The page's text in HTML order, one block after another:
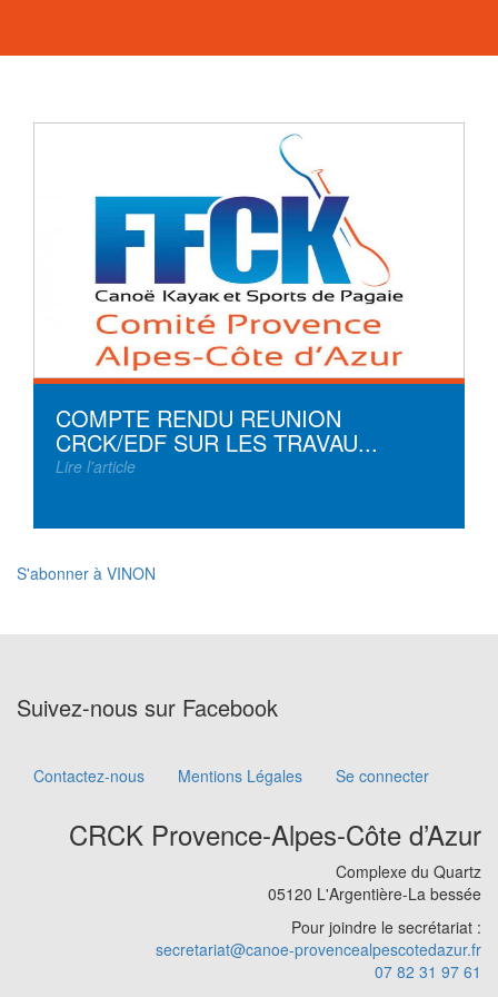
COMPTE RENDU REUNION
CRCK/EDF SUR LES TRAVAU...
Lire l'article
S'abonner à VINON
Suivez-nous sur Facebook
Footer
Contactez-nous Mentions Légales Se connecter
CRCK Provence-Alpes-Côte d’Azur
Complexe du Quartz
05120 L'Argentière-La bessée
Pour joindre le secrétariat :
secretariat@canoe-provencealpescotedazur.fr
07 82 31 97 61